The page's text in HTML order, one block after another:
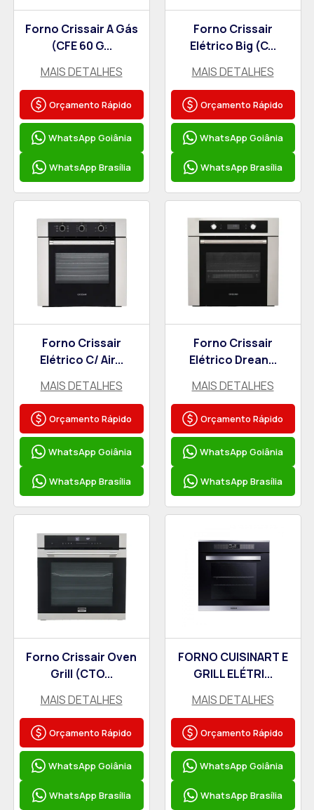
Forno Crissair A Gás
(CFE 60 G...
MAIS DETALHES
Orçamento Rápido
WhatsApp Goiânia
WhatsApp Brasília
Forno Crissair
Elétrico Big (C...
MAIS DETALHES
Orçamento Rápido
WhatsApp Goiânia
WhatsApp Brasília
Forno Crissair
Elétrico C/ Air...
MAIS DETALHES
Orçamento Rápido
WhatsApp Goiânia
WhatsApp Brasília
Forno Crissair
Elétrico Drean...
MAIS DETALHES
Orçamento Rápido
WhatsApp Goiânia
WhatsApp Brasília
Forno Crissair Oven
Grill (CTO...
MAIS DETALHES
Orçamento Rápido
WhatsApp Goiânia
WhatsApp Brasília
FORNO CUISINART E
GRILL ELÉTRI...
MAIS DETALHES
Orçamento Rápido
WhatsApp Goiânia
WhatsApp Brasília